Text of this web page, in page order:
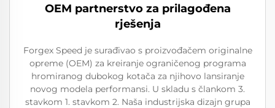
OEM partnerstvo za prilagođena
rješenja
Forgex Speed je surađivao s proizvođačem originalne
opreme (OEM) za kreiranje ograničenog programa
hromiranog dubokog kotača za njihovo lansiranje
novog modela performansi. U skladu s člankom 3.
stavkom 1. stavkom 2. Naša industrijska dizajn grupa